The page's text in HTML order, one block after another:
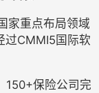
家重点布局领域
过CMMI5国际软
150+保险公司完